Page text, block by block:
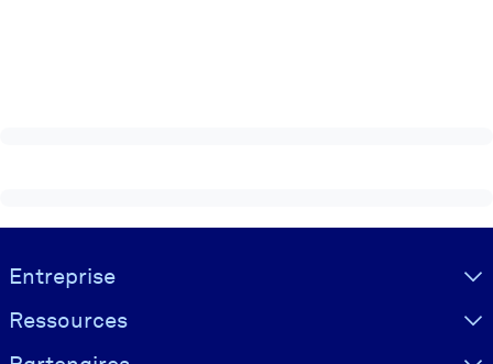
Visually hidden Text
Entreprise
Ressources